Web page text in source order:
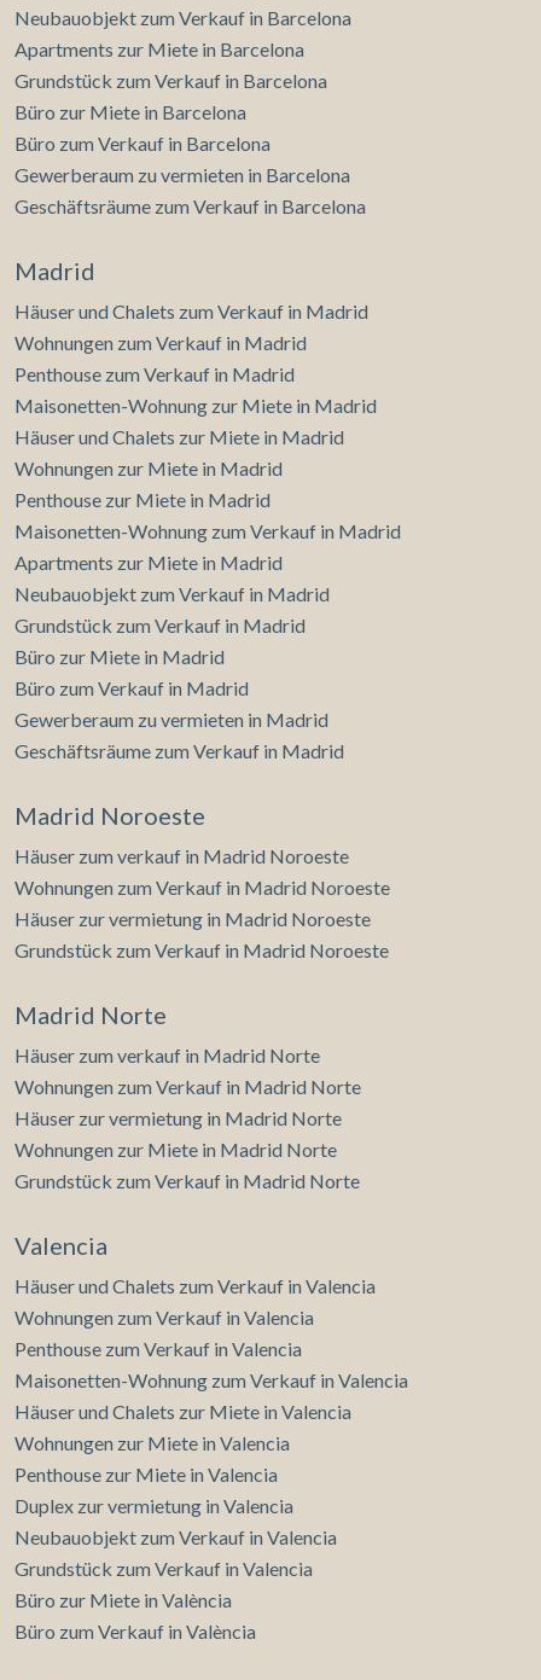
Neubauobjekt zum Verkauf in Barcelona
Apartments zur Miete in Barcelona
Grundstück zum Verkauf in Barcelona
Büro zur Miete in Barcelona
Büro zum Verkauf in Barcelona
Gewerberaum zu vermieten in Barcelona
Geschäftsräume zum Verkauf in Barcelona
Madrid
Häuser und Chalets zum Verkauf in Madrid
Wohnungen zum Verkauf in Madrid
Penthouse zum Verkauf in Madrid
Maisonetten-Wohnung zur Miete in Madrid
Häuser und Chalets zur Miete in Madrid
Wohnungen zur Miete in Madrid
Penthouse zur Miete in Madrid
Maisonetten-Wohnung zum Verkauf in Madrid
Apartments zur Miete in Madrid
Neubauobjekt zum Verkauf in Madrid
Grundstück zum Verkauf in Madrid
Büro zur Miete in Madrid
Büro zum Verkauf in Madrid
Gewerberaum zu vermieten in Madrid
Geschäftsräume zum Verkauf in Madrid
Madrid Noroeste
Häuser zum verkauf in Madrid Noroeste
Wohnungen zum Verkauf in Madrid Noroeste
Häuser zur vermietung in Madrid Noroeste
Grundstück zum Verkauf in Madrid Noroeste
Madrid Norte
Häuser zum verkauf in Madrid Norte
Wohnungen zum Verkauf in Madrid Norte
Häuser zur vermietung in Madrid Norte
Wohnungen zur Miete in Madrid Norte
Grundstück zum Verkauf in Madrid Norte
Valencia
Häuser und Chalets zum Verkauf in Valencia
Wohnungen zum Verkauf in Valencia
Penthouse zum Verkauf in Valencia
Maisonetten-Wohnung zum Verkauf in Valencia
Häuser und Chalets zur Miete in Valencia
Wohnungen zur Miete in Valencia
Penthouse zur Miete in Valencia
Duplex zur vermietung in Valencia
Neubauobjekt zum Verkauf in Valencia
Grundstück zum Verkauf in Valencia
Büro zur Miete in València
Büro zum Verkauf in València